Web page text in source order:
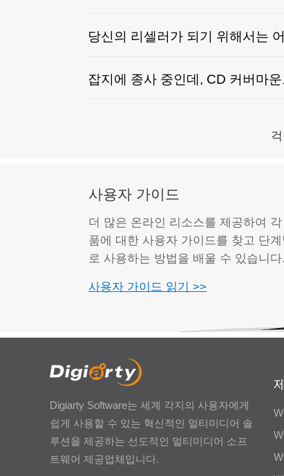
당신의 리셀러가 되기 위해서는
잡지에 종사 중인데, CD 커버마
사용자 가이드
더 많은 온라인 리소스를 제공하여 각
품에 대한 사용자 가이드를 찾고 단계
로 사용하는 방법을 배울 수 있습니다.
사용자 가이드 읽기 >>
Digiarty Software는 세계 각지의 사용자에게
쉽게 사용할 수 있는 혁신적인 멀티미디어 솔
루션을 제공하는 선도적인 멀티미디어 소프
트웨어 제공업체입니다.